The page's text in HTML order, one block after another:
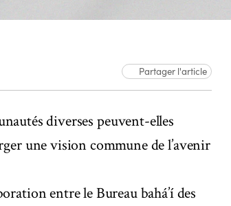
Partager l'article
diverses peuvent-elles
une vision commune de l’avenir
entre le Bureau bahá’í des